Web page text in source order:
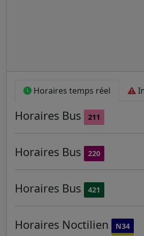
Horaires temps réel
Horaires Bus 211
Horaires Bus 220
Horaires Bus 421
Horaires Noctilien N34